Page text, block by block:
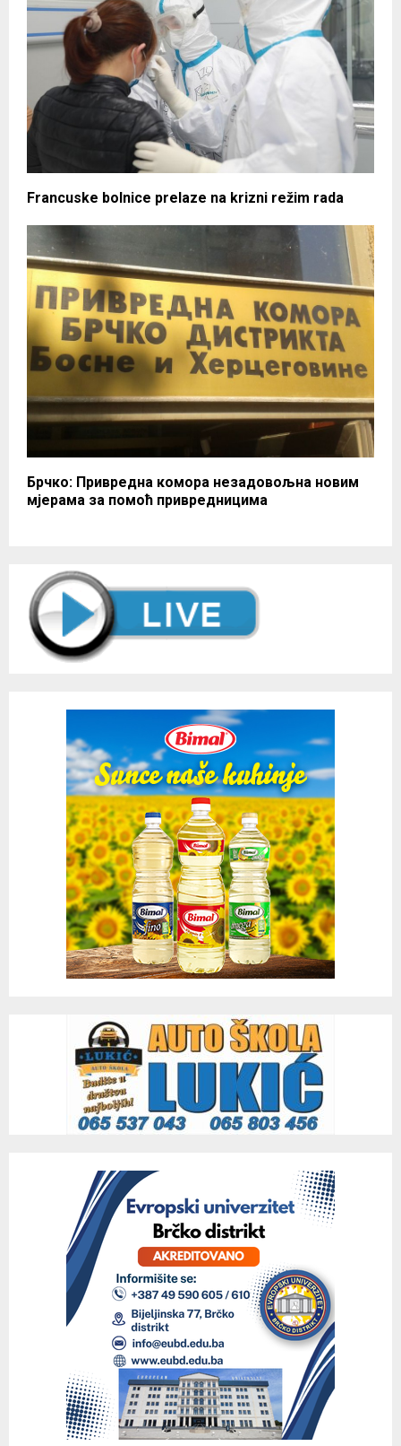
Francuske bolnice prelaze na krizni režim rada
Брчко: Привредна комора незадовољна новим
мјерама за помоћ привредницима